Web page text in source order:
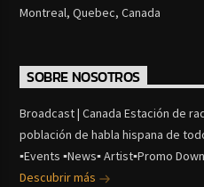
Montreal, Quebec, Canada
SOBRE NOSOTROS
Broadcast | Canada Estación de
población de habla hispana de
▪Events ▪News▪ Artist▪Promo
Descubrir más